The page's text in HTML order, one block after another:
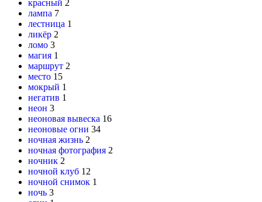
красный 2
лампа 7
лестница 1
ликёр 2
ломо 3
магия 1
маршрут 2
место 15
мокрый 1
негатив 1
неон 3
неоновая вывеска 16
неоновые огни 34
ночная жизнь 2
ночная фотография 2
ночник 2
ночной клуб 12
ночной снимок 1
ночь 3